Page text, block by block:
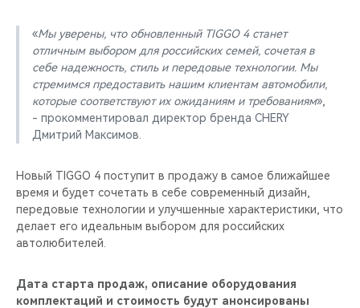
«Мы уверены, что обновленный TIGGO 4 станет
отличным выбором для российских семей, сочетая в
себе надежность, стиль и передовые технологии. Мы
стремимся предоставить нашим клиентам автомобили,
которые соответствуют их ожиданиям и требованиям»,
- прокомментировал директор бренда CHERY
Дмитрий Максимов.
Новый TIGGO 4 поступит в продажу в самое ближайшее
время и будет сочетать в себе современный дизайн,
передовые технологии и улучшенные характеристики, что
делает его идеальным выбором для российских
автолюбителей.
Дата старта продаж, описание оборудования
комплектаций и стоимость будут анонсированы